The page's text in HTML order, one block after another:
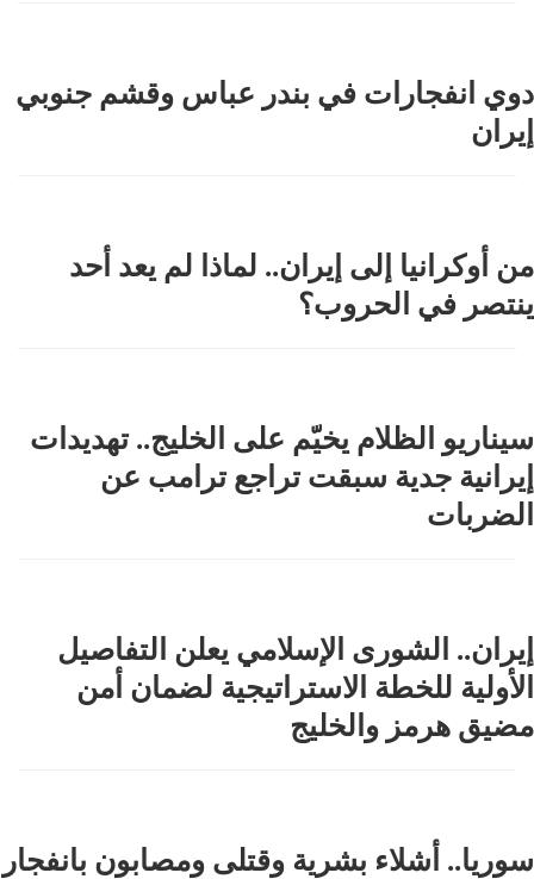
دوي انفجارات في بندر عباس وقشم جنوبي
إيران
من أوكرانيا إلى إيران.. لماذا لم يعد أحد
ينتصر في الحروب؟
سيناريو الظلام يخيّم على الخليج.. تهديدات
إيرانية جدية سبقت تراجع ترامب عن
الضربات
إيران.. الشورى الإسلامي يعلن التفاصيل
الأولية للخطة الاستراتيجية لضمان أمن
مضيق هرمز والخليج
سوريا.. أشلاء بشرية وقتلى ومصابون بانفجار